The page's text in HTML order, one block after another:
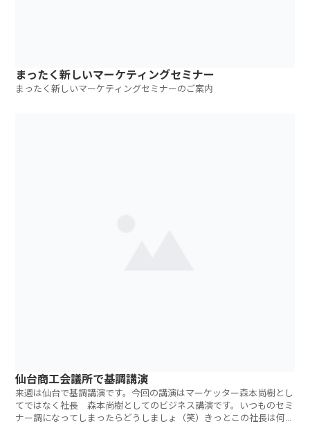
まったく新しいマーケティングセミナー
まったく新しいマーケティングセミナーのご案内
仙台商工会議所で基調講演
来週は仙台で基調講演です。今回の講演はマーケッター森本尚樹とし
てではなく社長 森本尚樹としてのビジネス講演です。いつものセミ
ナー調になってしまったらどうしましょ（笑）きっとこの社長は何者